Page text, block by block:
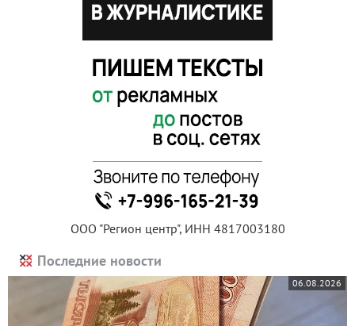
ООО "Регион центр", ИНН 4817003180
Последние новости
06.08.2026